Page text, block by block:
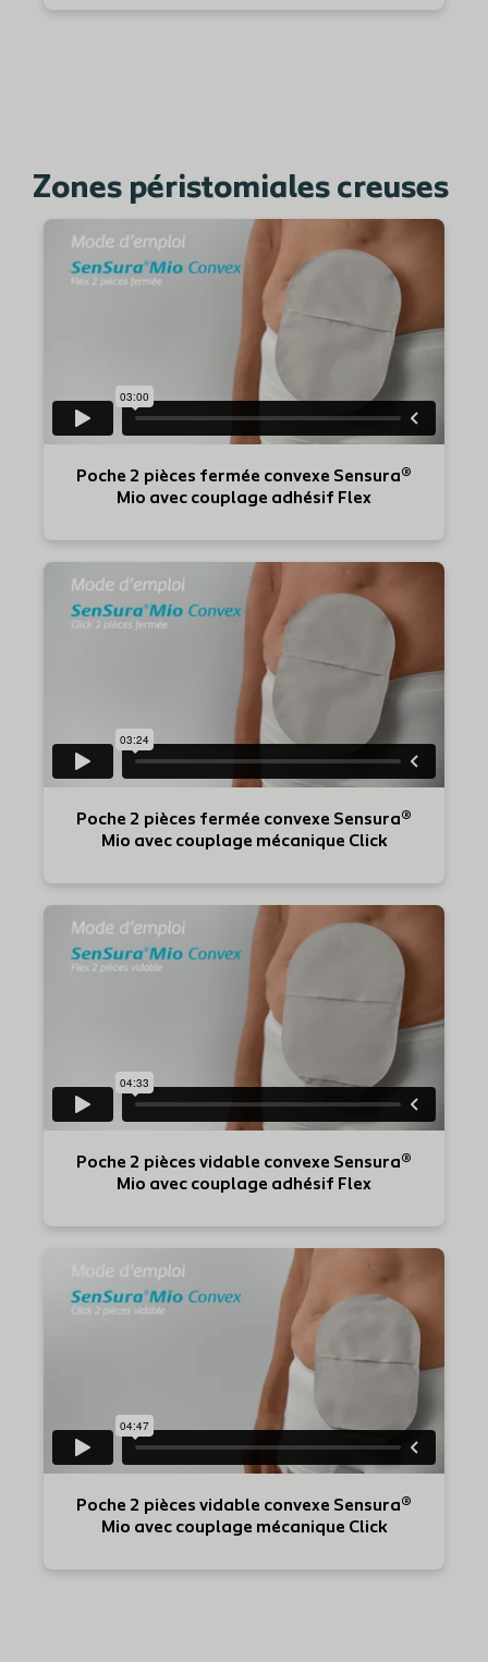
Zones péristomiales creuses
Poche 2 pièces fermée convexe Sensura®
Mio avec couplage adhésif Flex
Poche 2 pièces fermée convexe Sensura®
Mio avec couplage mécanique Click
Poche 2 pièces vidable convexe Sensura®
Mio avec couplage adhésif Flex
Poche 2 pièces vidable convexe Sensura®
Mio avec couplage mécanique Click